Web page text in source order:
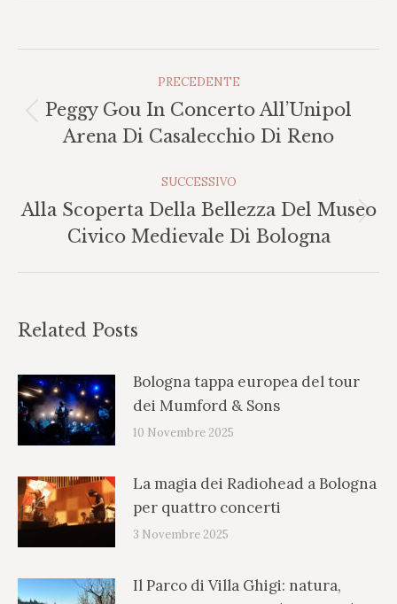
PRECEDENTE
Post
precedente:
Peggy Gou In Concerto All’Unipol
Arena Di Casalecchio Di Reno
SUCCESSIVO
Prossimo
post:
Alla Scoperta Della Bellezza Del Museo
Civico Medievale Di Bologna
Related Posts
Bologna tappa europea del tour
dei Mumford & Sons
10 Novembre 2025
La magia dei Radiohead a Bologna
per quattro concerti
3 Novembre 2025
Il Parco di Villa Ghigi: natura,